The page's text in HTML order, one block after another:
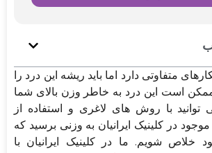
متفاوتی دارد اما باید ریشه این درد را
است این درد به خاطر وزن بالای شما
توانید با روش های لاغری و استفاده از
در کلینیک ایرانیان به وزنی برسید که
خلاص شویم. ما در کلینیک ایرانیان با